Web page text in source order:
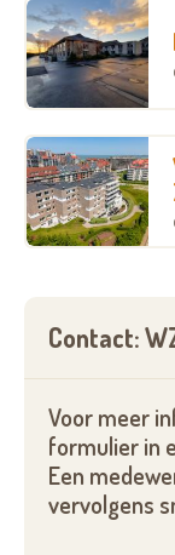
Contact:
Voor meer
formulier in
Een
vervolgens